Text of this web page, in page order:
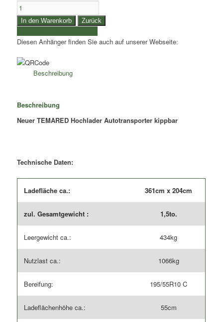
1,5to.
Temared
Autotransporter
|
Ladefläche
3,61x2,04m
|
CARKEEPER
/
kippbar
In den Warenkorb Zurück
Diesen Anhänger finden Sie auch auf unserer Webseite:
Beschreibung
Beschreibung
Neuer TEMARED Hochlader Autotransporter kippbar
Technische Daten:
Ladefläche ca.: 361cm x 204cm
zul. Gesamtgewicht : 1,5to.
Leergewicht ca.: 434kg
Nutzlast ca.: 1066kg
Bereifung: 195/55R10 C
Ladeflächenhöhe ca.: 55cm